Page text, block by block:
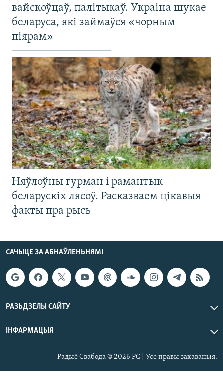
вайскоўцаў, палітыкаў. Украіна шукае
беларуса, які займаўся «чорным
піярам»
Няўлоўны гурман і рамантык
беларускіх лясоў. Расказваем цікавыя
факты пра рысь
САЧЫЦЕ ЗА АБНАЎЛЕНЬНЯМІ
РАЗЬДЗЕЛЫ САЙТУ
ІНФАРМАЦЫЯ
Радыё Свабода © 2026 РС | Усе правы захаваныя.